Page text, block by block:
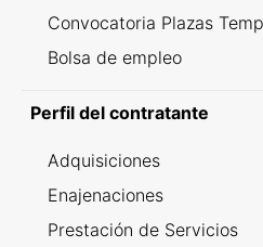
Convocatoria Plazas
Bolsa de empleo
Perfil del contratante
Adquisiciones
Enajenaciones
Prestación de Servicios